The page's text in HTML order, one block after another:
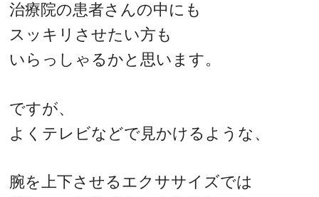
治療院の患者さんの中にも
スッキリさせたい方も
いらっしゃるかと思います。
ですが、
よくテレビなどで見かけるような、
腕を上下させるエクササイズでは